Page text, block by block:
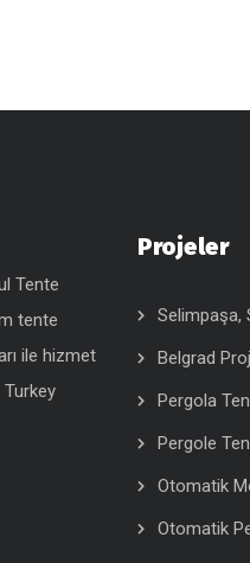
Tente
tente
ile hizmet
Projeler
Selimpaşa,
Belgrad
Pergola
Pergole
Otomatik
Otomatik